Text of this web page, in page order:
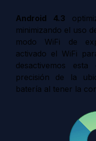
Android 4.3
minimizando el uso
modo WiFi de
activado el WiFi
desactivemos
precisión de la
batería al tener la